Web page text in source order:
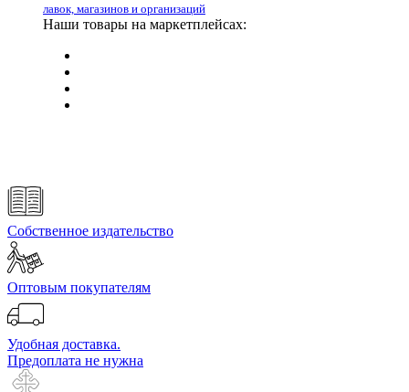
лавок, магазинов и организаций
Наши товары на маркетплейсах:
Собственное издательство
Оптовым покупателям
Удобная доставка.
Предоплата не нужна